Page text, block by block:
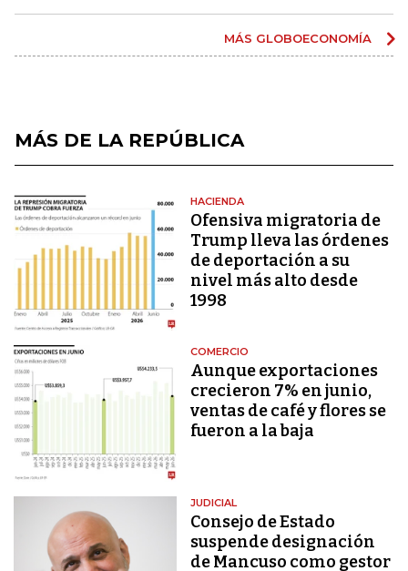
MÁS GLOBOECONOMÍA
MÁS DE LA REPÚBLICA
HACIENDA
Ofensiva migratoria de
Trump lleva las órdenes
de deportación a su
nivel más alto desde
1998
COMERCIO
Aunque exportaciones
crecieron 7% en junio,
ventas de café y flores se
fueron a la baja
JUDICIAL
Consejo de Estado
suspende designación
de Mancuso como gestor